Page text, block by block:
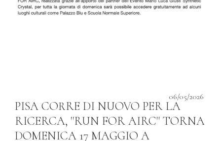
06/05/2026
PISA CORRE DI NUOVO PER LA
RICERCA, ''RUN FOR AIRC'' TORNA
DOMENICA 17 MAGGIO A